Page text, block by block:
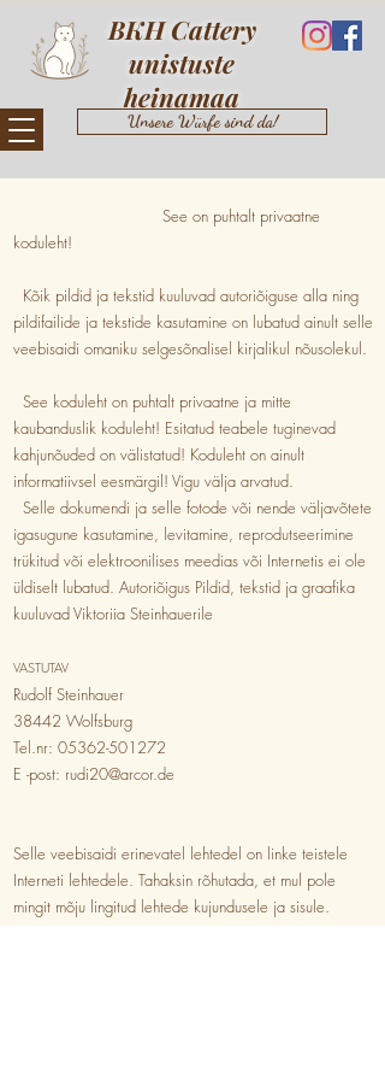
BKH Cattery
unistuste
heinamaa
Unsere Würfe sind da!
See on puhtalt privaatne
koduleht!
Kõik pildid ja tekstid kuuluvad autoriõiguse alla ning
pildifailide ja tekstide kasutamine on lubatud ainult selle
veebisaidi omaniku selgesõnalisel kirjalikul nõusolekul.
See koduleht on puhtalt privaatne ja mitte
kaubanduslik koduleht! Esitatud teabele tuginevad
kahjunõuded on välistatud! Koduleht on ainult
informatiivsel eesmärgil! Vigu välja arvatud.
Selle dokumendi ja selle fotode või nende väljavõtete
igasugune kasutamine, levitamine, reprodutseerimine
trükitud või elektroonilises meedias või Internetis ei ole
üldiselt lubatud. Autoriõigus Pildid, tekstid ja graafika
kuuluvad Viktoriia Steinhauerile
VASTUTAV
Rudolf Steinhauer
38442 Wolfsburg
Tel.nr: 05362-501272
E -post: rudi20@arcor.de
Selle veebisaidi erinevatel lehtedel on linke teistele
Interneti lehtedele. Tahaksin rõhutada, et mul pole
mingit mõju lingitud lehtede kujundusele ja sisule.